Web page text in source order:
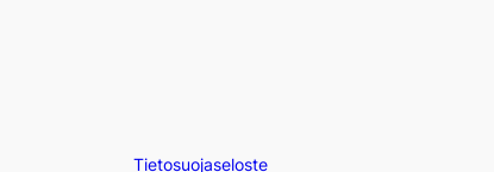
Tietosuojaseloste